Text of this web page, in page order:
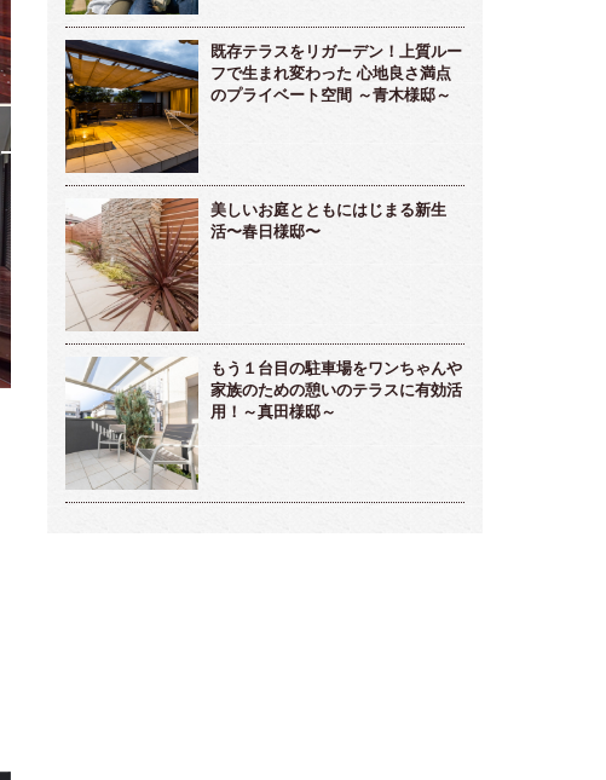
既存テラスをリガーデン！上質ルー
フで生まれ変わった 心地良さ満点
のプライベート空間 ～青木様邸～
美しいお庭とともにはじまる新生
活〜春日様邸〜
もう１台目の駐車場をワンちゃんや
家族のための憩いのテラスに有効活
用！～真田様邸～